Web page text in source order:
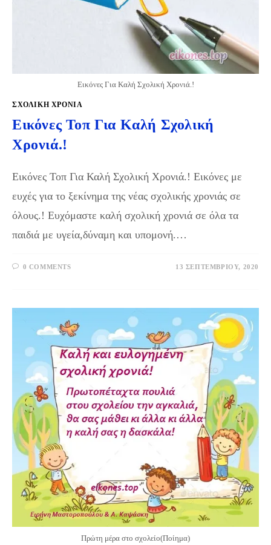
Εικόνες Για Καλή Σχολική Χρονιά.!
ΣΧΟΛΙΚΉ ΧΡΟΝΙΆ
Εικόνες Τοπ Για Καλή Σχολική
Χρονιά.!
Εικόνες Τοπ Για Καλή Σχολική Χρονιά.! Εικόνες με
ευχές για το ξεκίνημα της νέας σχολικής χρονιάς σε
όλους.! Ευχόμαστε καλή σχολική χρονιά σε όλα τα
παιδιά με υγεία,δύναμη και υπομονή.…
0 COMMENTS 13 ΣΕΠΤΕΜΒΡΊΟΥ, 2020
Πρώτη μέρα στο σχολείο(Ποίημα)